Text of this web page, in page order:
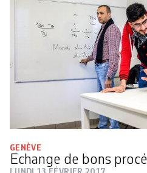
GENÈVE
Echange de bons